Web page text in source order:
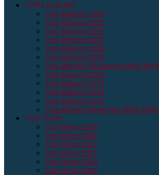
TOPS ALBUMS
Top Albums 2024
Top Albums 2023
Top Albums 2022
Top Albums 2021
Top Albums 2020
Top Albums 2019
Top albums Décennie 2010-2019
Top Albums 2018
Top Albums 2017
Top Albums 2016
Top Albums 2015
Top albums décennie 2000-2009
TOP FILMS
Top Films 2024
Top Films 2023
Top Films 2022
Top Films 2021
Top Films 2020
Top Films 2019